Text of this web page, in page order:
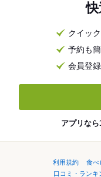
クイッ
予約も
会員登
アプリなら
利用規約 食べ
口コミ・ランキ